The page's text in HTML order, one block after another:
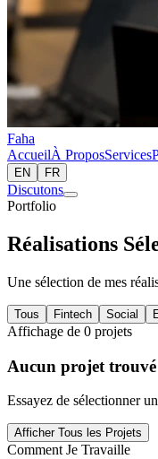
Faha
AccueilÀ ProposServices
EN FR
Discutons
Portfolio
Réalisations
Une sélection de mes
Tous Fintech Social
Affichage de 0 projets
Aucun projet trouvé
Essayez de sélectionner
Afficher Tous les Projets
Comment Je Travaille